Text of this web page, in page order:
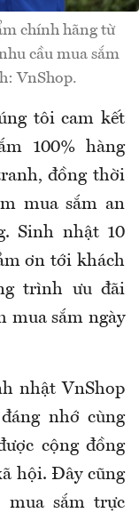
chính hãng từ
cầu mua sắm
VnShop.
tôi cam kết
100% hàng
đồng thời
mua sắm an
Sinh nhật 10
ơn tới khách
trình ưu đãi
mua sắm ngày
nhật VnShop
nhớ cùng
cộng đồng
hội. Đây cũng
sắm trực